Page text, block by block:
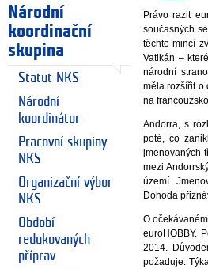
Národní
koordinační
skupina
Statut NKS
Národní
koordinátor
Pracovní skupiny
NKS
Organizační výbor
NKS
Období
redukovaných
příprav
Právo razit
současných
těchto mincí
Vatikán –
národní
měla rozšířit o
na
Andorra, s
poté, co
jmenovaných
mezi
území.
Dohoda
O
euroHOBBY.
2014.
požaduje.